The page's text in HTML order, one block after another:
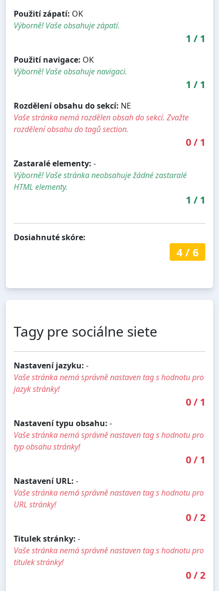
Použití zápatí: OK
Výborně! Vaše obsahuje zápatí.
1 / 1
Použití navigace: OK
Výborně! Vaše obsahuje navigaci.
1 / 1
Rozdělení obsahu do sekcí: NE
Vaše stránka nemá rozdělen obsah do sekcí. Zvažte
rozdělení obsahu do tagů section.
0/ 1
Zastaralé elementy: -
Výborně! Vaše stránka neobsahuje žádné zastaralé
HTML elementy.
1 / 1
Dosiahnuté skóre:
4/ 6
Tagy pre sociálne siete
Nastavení jazyku: -
Vaše stránka nemá správně nastaven tag s hodnotu pro
jazyk stránky!
0/ 1
Nastavení typu obsahu: -
Vaše stránka nemá správně nastaven tag s hodnotu pro
typ obsahu stránky!
0/ 1
Nastavení URL: -
Vaše stránka nemá správně nastaven tag s hodnotu pro
URL stránky!
0/2
Titulek stránky: -
Vaše stránka nemá správně nastaven tag s hodnotu pro
titulek stránky!
0/2